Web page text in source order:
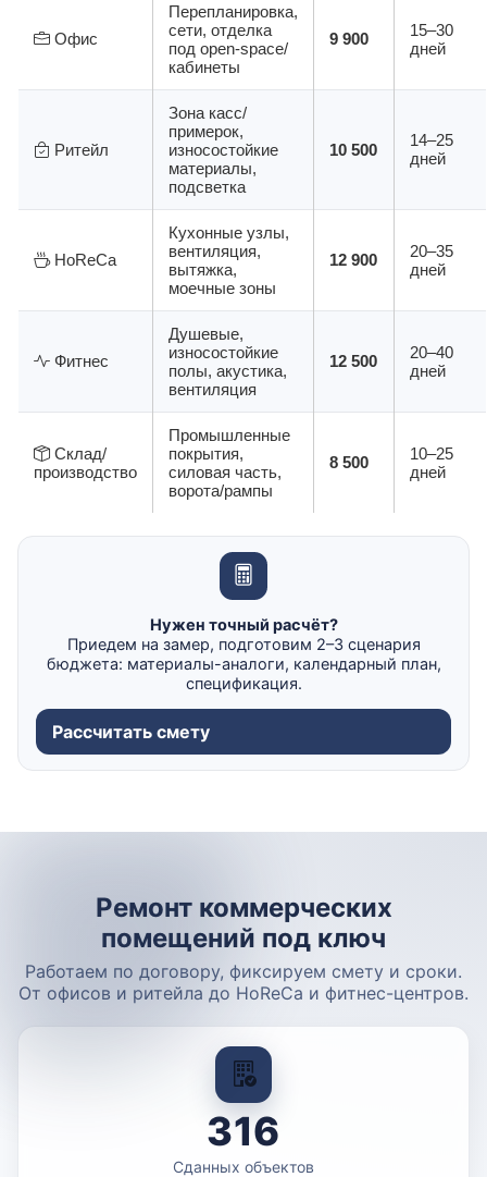
Офис
Перепланировка,
сети, отделка
под open-space/
кабинеты
9 900
15–30
дней
Ритейл
Зона касс/
примерок,
износостойкие
материалы,
подсветка
10 500
14–25
дней
HoReCa
Кухонные узлы,
вентиляция,
вытяжка,
моечные зоны
12 900
20–35
дней
Фитнес
Душевые,
износостойкие
полы, акустика,
вентиляция
12 500
20–40
дней
Склад/
производство
Промышленные
покрытия,
силовая часть,
ворота/рампы
8 500
10–25
дней
Нужен точный расчёт?
Приедем на замер, подготовим 2–3 сценария
бюджета: материалы-аналоги, календарный план,
спецификация.
Рассчитать смету
Ремонт коммерческих
помещений под ключ
Работаем по договору, фиксируем смету и сроки.
От офисов и ритейла до HoReCa и фитнес-центров.
316
Сданных объектов